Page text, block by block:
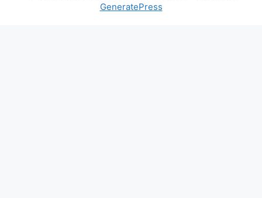
GeneratePress